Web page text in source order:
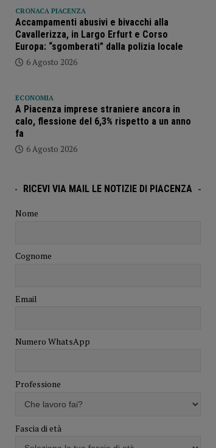
CRONACA PIACENZA
Accampamenti abusivi e bivacchi alla
Cavallerizza, in Largo Erfurt e Corso
Europa: “sgomberati” dalla polizia locale
6 Agosto 2026
ECONOMIA
A Piacenza imprese straniere ancora in
calo, flessione del 6,3% rispetto a un anno
fa
6 Agosto 2026
RICEVI VIA MAIL LE NOTIZIE DI PIACENZA
Nome
Cognome
Email
Numero WhatsApp
Professione
Fascia di età